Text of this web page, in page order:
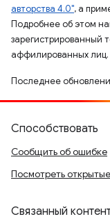
авторства 4.0", а
Подробнее об этом
зарегистрированный
аффилированных лиц.
Последнее
Способствовать
Сообщить об ошибке
Посмотреть
Связанный